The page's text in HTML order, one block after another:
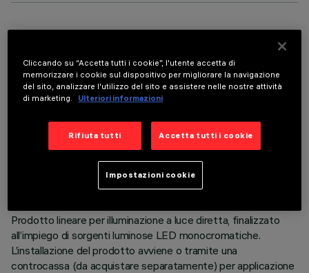
DATI TECNICI
ULTIMO AGGIORNAMENTO: 01/08/2026
Prodotto lineare per illuminazione a luce diretta, finalizzato
all’impiego di sorgenti luminose LED monocromatiche.
L’installazione del prodotto avviene o tramite una
controcassa (da acquistare separatamente) per applicazione
Cliccando su “Accetta tutti i cookie”, l'utente accetta di
memorizzare i cookie sul dispositivo per migliorare la navigazione
del sito, analizzare l'utilizzo del sito e assistere nelle nostre attività
di marketing.
Ulteriori informazioni
Rifiuta tutti Accetta tutti i cookie
Impostazioni cookie